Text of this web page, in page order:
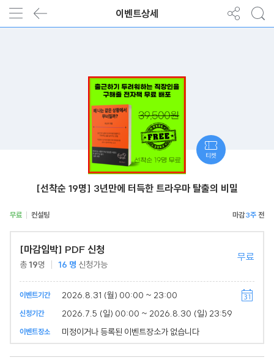
이벤트상세
[선착순 19명] 3년만에 터득한 트라우마 탈출의 비밀
무료 컨설팅 3주
[마감임박] PDF 신청
총19명 16 명 신청가능
무료
이벤트기간 2026.8.31 (월) 00:00 ~ 23:00
신청기간 2026.7.5 (일) 00:00 ~ 2026.8.30 (일) 23:59
이벤트장소 미정이거나 등록된 이벤트장소가 없습니다
티켓